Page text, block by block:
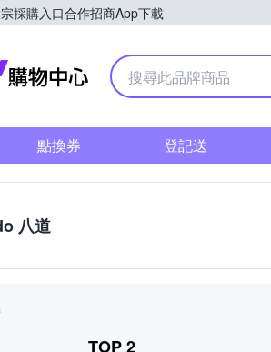
採購入口合作招商App下載
Yahoo購物中心
點換券 登記送
八道
TOP 2